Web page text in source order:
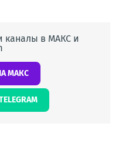
каналы в МАКС и
МАКС